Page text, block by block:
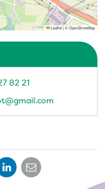
Leaflet|©OpenStreetMap
82 21
PartagerPartager